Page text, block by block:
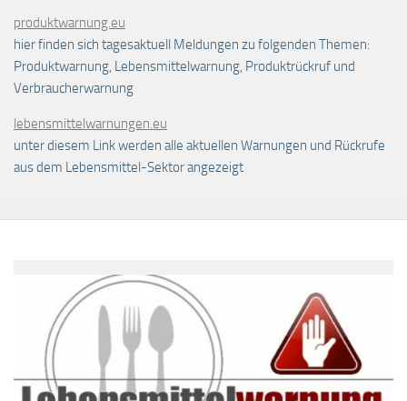
produktwarnung.eu
hier finden sich tagesaktuell Meldungen zu folgenden Themen:
Produktwarnung, Lebensmittelwarnung, Produktrückruf und
Verbraucherwarnung
lebensmittelwarnungen.eu
unter diesem Link werden alle aktuellen Warnungen und Rückrufe
aus dem Lebensmittel-Sektor angezeigt